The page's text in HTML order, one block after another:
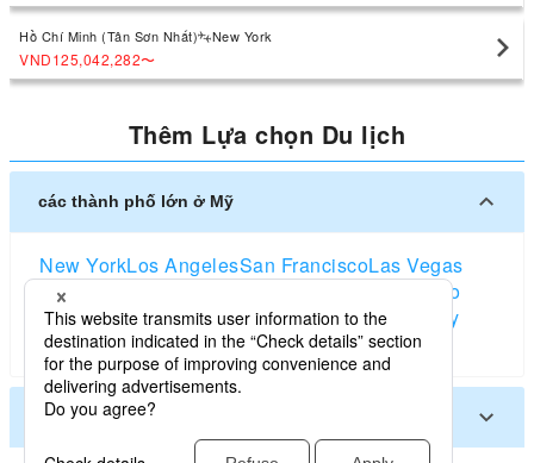
Hồ Chí Minh (Tân Sơn Nhất) New York
VND125,042,282〜
Thêm Lựa chọn Du lịch
các thành phố lớn ở Mỹ
New YorkLos AngelesSan FranciscoLas Vegas
Orlando
Chicago
DallasSan DiegoAtlantaHoustonSalt Lake City
MiamiDenverPortland, Oregon)
Các thành phố khác ở Mỹ